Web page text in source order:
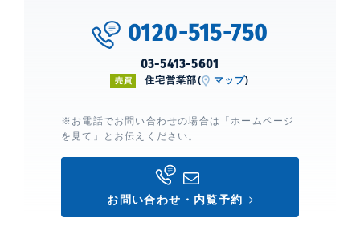
シティタワーズ東京ベイ
建物詳細
0120-515-750
03-5413-5601
売買 住宅営業部( マップ)
※お電話でお問い合わせの場合は「ホームページ
を見て」とお伝えください。
お問い合わせ・内覧予約